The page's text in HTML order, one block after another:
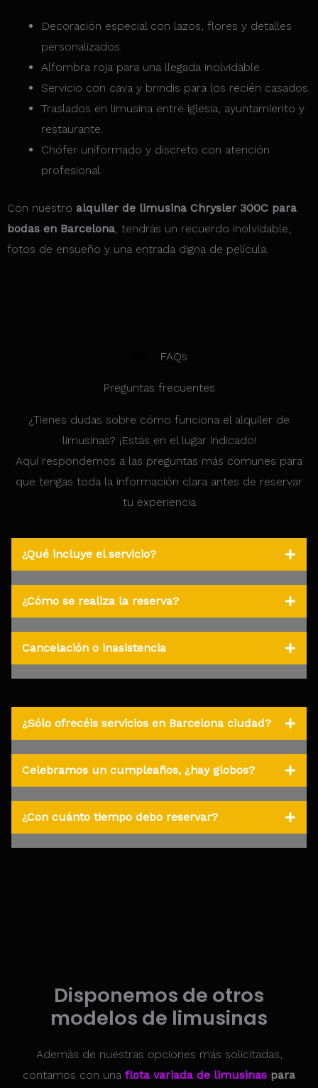
Decoración especial con lazos, flores y detalles
personalizados.
Alfombra roja para una llegada inolvidable.
Servicio con cava y brindis para los recién casados.
Traslados en limusina entre iglesia, ayuntamiento y
restaurante.
Chófer uniformado y discreto con atención
profesional.
Con nuestro alquiler de limusina Chrysler 300C para
bodas en Barcelona, tendrás un recuerdo inolvidable,
fotos de ensueño y una entrada digna de película.
FAQs
Preguntas frecuentes
¿Tienes dudas sobre cómo funciona el alquiler de
limusinas? ¡Estás en el lugar indicado!
Aquí respondemos a las preguntas más comunes para
que tengas toda la información clara antes de reservar
tu experiencia
¿Qué incluye el servicio?
¿Cómo se realiza la reserva?
Cancelación o inasistencia
¿Sólo ofrecéis servicios en Barcelona ciudad?
Celebramos un cumpleaños, ¿hay globos?
¿Con cuánto tiempo debo reservar?
Disponemos de otros
modelos de limusinas
Además de nuestras opciones más solicitadas,
contamos con una flota variada de limusinas para